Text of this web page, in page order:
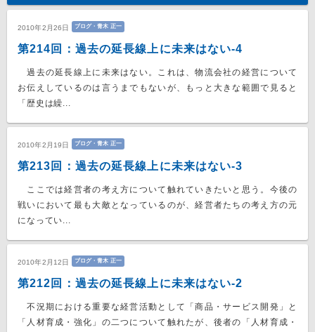
2010年2月26日 ブログ・青木 正一
第214回：過去の延長線上に未来はない-4
過去の延長線上に未来はない。これは、物流会社の経営について
お伝えしているのは言うまでもないが、もっと大きな範囲で見ると
「歴史は繰...
2010年2月19日 ブログ・青木 正一
第213回：過去の延長線上に未来はない-3
ここでは経営者の考え方について触れていきたいと思う。今後の
戦いにおいて最も大敵となっているのが、経営者たちの考え方の元
になってい...
2010年2月12日 ブログ・青木 正一
第212回：過去の延長線上に未来はない-2
不況期における重要な経営活動として「商品・サービス開発」と
「人材育成・強化」の二つについて触れたが、後者の「人材育成・